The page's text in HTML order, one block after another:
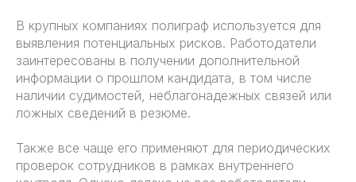
В крупных компаниях полиграф используется для
выявления потенциальных рисков. Работодатели
заинтересованы в получении дополнительной
информации о прошлом кандидата, в том числе
наличии судимостей, неблагонадежных связей или
ложных сведений в резюме.
Также все чаще его применяют для периодических
проверок сотрудников в рамках внутреннего